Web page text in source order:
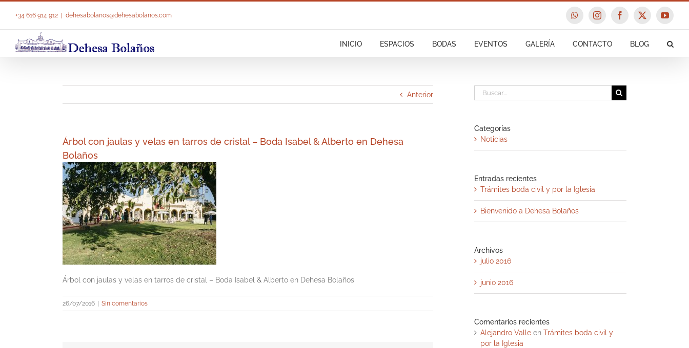
+34 616 914 912 dehesabolanos@dehesabolanos.com WhatsAppInstagramFacebook
X
INICIO ESPACIOS BODAS EVENTOS GALERÍA CONTACTO BLOG
Anterior
Árbol con jaulas y velas en tarros de cristal – Boda Isabel & Alberto en Dehesa
Bolaños
Árbol con jaulas y velas en tarros de cristal – Boda Isabel & Alberto en Dehesa Bolaños
26/07/2016 Sin comentarios
Buscar:
Categorías
Noticias
Entradas recientes
Trámites boda civil y por la Iglesia
Bienvenido a Dehesa Bolaños
Archivos
julio 2016
junio 2016
Comentarios recientes
Alejandro Valle en Trámites boda civil y
por la Iglesia